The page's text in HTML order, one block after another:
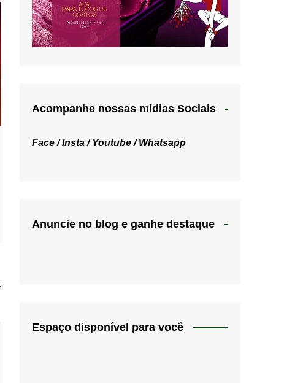
Acompanhe nossas mídias Sociais
Face /Insta /Youtube /Whatsapp
Anuncie no blog e ganhe destaque
Espaço disponível para você